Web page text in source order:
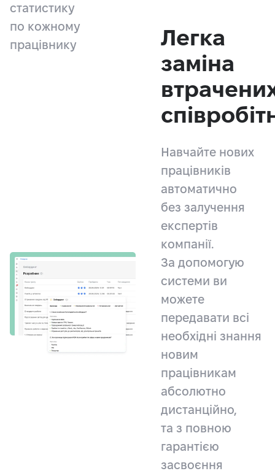
статистику
по кожному
працівнику
Легка
заміна
Навчайте нових
працівників
автоматично
без залучення
експертів
компанії.
За допомогую
системи ви
можете
передавати всі
необхідні знання
новим
працівникам
абсолютно
дистанційно,
та з повною
гарантією
засвоєння